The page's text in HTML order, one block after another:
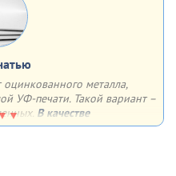
металла,
УФ-печати. Такой вариант –
В качестве
4 отверстия по углам